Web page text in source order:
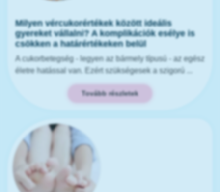
Milyen vércukorértékek között ideális
gyereket vállalni? A komplikációk esélye is
csökken a határértékeken belül
A cukorbetegség - legyen az bármely típusú - az egész
életre hatással van. Ezért szükségesek a szigorú ...
Tovább részletek